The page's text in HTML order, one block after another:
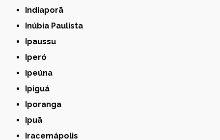
Indiaporã
Inúbia Paulista
Ipaussu
Iperó
Ipeúna
Ipiguá
Iporanga
Ipuã
Iracemápolis